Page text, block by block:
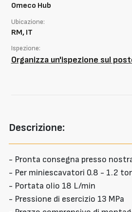
Descrizione:
- Pronta consegna presso
- Per miniescavatori 0.8 - 1.2
- Portata olio 18 L/min
- Pressione di esercizio 13 MPa
Omeco Hub
Ubicazione:
RM, IT
Ispezione:
Organizza un'ispezione sul